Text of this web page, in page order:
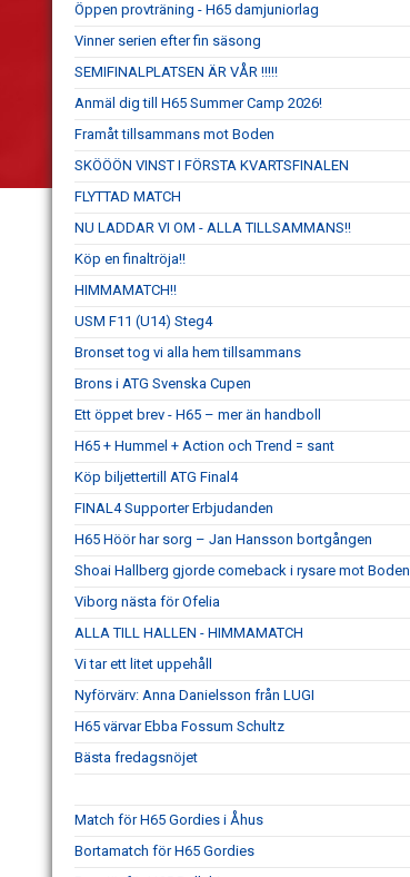
Öppen provträning - H65 damjuniorlag
Vinner serien efter fin säsong
SEMIFINALPLATSEN ÄR VÅR !!!!!
Anmäl dig till H65 Summer Camp 2026!
Framåt tillsammans mot Boden
SKÖÖÖN VINST I FÖRSTA KVARTSFINALEN
FLYTTAD MATCH
NU LADDAR VI OM - ALLA TILLSAMMANS!!
Köp en finaltröja!!
HIMMAMATCH!!
USM F11 (U14) Steg4
Bronset tog vi alla hem tillsammans
Brons i ATG Svenska Cupen
Ett öppet brev - H65 – mer än handboll
H65 + Hummel + Action och Trend = sant
Köp biljettertill ATG Final4
FINAL4 Supporter Erbjudanden
H65 Höör har sorg – Jan Hansson bortgången
Shoai Hallberg gjorde comeback i rysare mot Boden
Viborg nästa för Ofelia
ALLA TILL HALLEN - HIMMAMATCH
Vi tar ett litet uppehåll
Nyförvärv: Anna Danielsson från LUGI
H65 värvar Ebba Fossum Schultz
Bästa fredagsnöjet
Match för H65 Gordies i Åhus
Bortamatch för H65 Gordies